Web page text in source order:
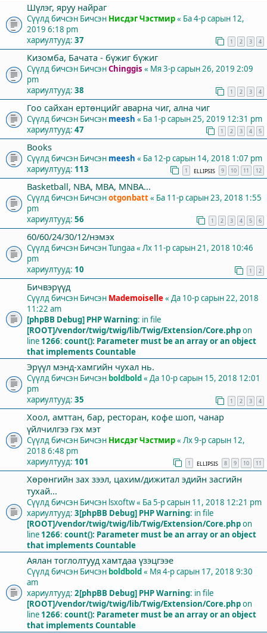
Шүлэг, яруу найраг
Сүүлд бичсэн Бичсэн Нисдэг Чэстмир« Ба 4-р сарын 12,
2019 6:18 pm
хариултууд: 37 1 2 3 4
Кизомба, Бачата - бүжиг бүжиг
Сүүлд бичсэн БичсэнChinggis « Мя 3-р сарын 26, 2019 2:09
pm
хариултууд: 38 1 2 3 4
Гоо сайхан ертөнцийг аварна чиг, ална чиг
Сүүлд бичсэн Бичсэн meesh « Ба 1-р сарын 25, 2019 12:31 pm
хариултууд: 47 1 2 3 4 5
Books
Сүүлд бичсэн Бичсэн meesh « Ба 12-р сарын 14, 2018 1:07 pm
хариултууд: 113 1 ELLIPSIS 9 10 11 12
Basketball, NBA, MBA, MNBA...
Сүүлд бичсэн Бичсэнotgonbatt« Ба 11-р сарын 23, 2018 1:55
pm
хариултууд: 56 1 2 3 4 5 6
60/60/24/30/12/нэмэх
Сүүлд бичсэн БичсэнTungaa« Лх 11-р сарын 21, 2018 10:46
pm
хариултууд: 10 1 2
Бичвэрүүд
Сүүлд бичсэн Бичсэн Mademoiselle« Да 10-р сарын 22, 2018
11:22 am
[phpBB Debug] PHP Warning: in file
[ROOT]/vendor/twig/twig/lib/Twig/Extension/Core.phpon
line 1266: count(): Parameter must be an array or an object
that implements Countable
Эрүүл мэнд-хамгийн чухал нь.
Сүүлд бичсэн Бичсэн boldbold« Да 10-р сарын 15, 2018 12:01
pm
хариултууд: 35 1 2 3 4
Хоол, амттан, бар, ресторан, кофе шоп, чанар
үйлчилгээ гэх мэт
Сүүлд бичсэн Бичсэн Нисдэг Чэстмир« Лх 9-р сарын 12,
2018 6:48 pm
хариултууд: 101 1 ELLIPSIS 8 9 10 11
Хөрөнгийн зах зээл, цахим/дижитал эдийн засгийн
тухай...
Сүүлд бичсэн Бичсэн lsxoftw« Ба 5-р сарын 11, 2018 12:21 pm
хариултууд: 3[phpBB Debug] PHP Warning: in file
[ROOT]/vendor/twig/twig/lib/Twig/Extension/Core.phpon
line 1266: count(): Parameter must be an array or an object
that implements Countable
Аялан тоглолтууд хамтдаа үзэцгээе
Сүүлд бичсэн Бичсэн boldbold« Мя 4-р сарын 17, 2018 9:30
am
хариултууд: 2[phpBB Debug] PHP Warning: in file
[ROOT]/vendor/twig/twig/lib/Twig/Extension/Core.phpon
line 1266: count(): Parameter must be an array or an object
that implements Countable